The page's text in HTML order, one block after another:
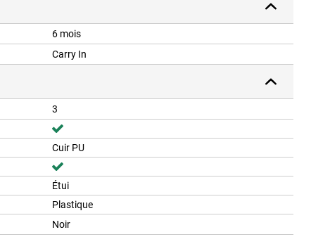
6 mois
Carry In
3
Cuir PU
Étui
Plastique
Noir